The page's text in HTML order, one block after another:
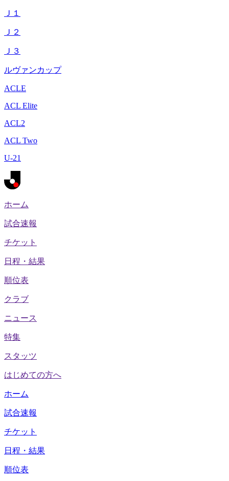
Ｊ１
Ｊ２
Ｊ３
ルヴァンカップ
ACLE
ACL Elite
ACL2
ACL Two
U-21
ホーム
試合速報
チケット
日程・結果
順位表
クラブ
ニュース
特集
スタッツ
はじめての方へ
ホーム
試合速報
チケット
日程・結果
順位表